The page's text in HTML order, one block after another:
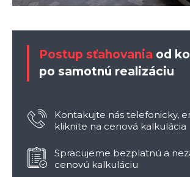
Postup sťahovania od
po samotnú realizáciu
Kontakujte nás telefonicky,
kliknite na cenová kalkulácia
Spracujeme bezplatnú a
cenovú kalkuláciu